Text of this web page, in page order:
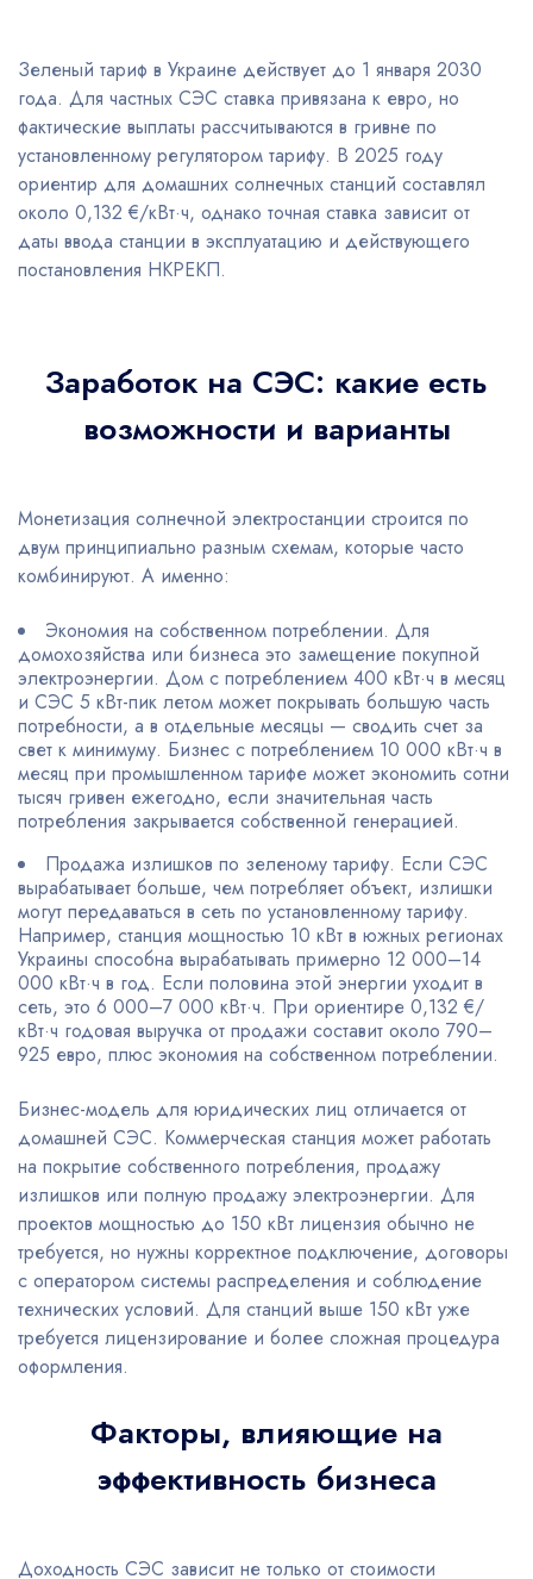
Зеленый тариф в Украине действует до 1 января 2030
года. Для частных СЭС ставка привязана к евро, но
фактические выплаты рассчитываются в гривне по
установленному регулятором тарифу. В 2025 году
ориентир для домашних солнечных станций составлял
около 0,132 €/кВт·ч, однако точная ставка зависит от
даты ввода станции в эксплуатацию и действующего
постановления НКРЕКП.
Заработок на СЭС: какие есть
возможности и варианты
Монетизация солнечной электростанции строится по
двум принципиально разным схемам, которые часто
комбинируют. А именно:
Экономия на собственном потреблении. Для
домохозяйства или бизнеса это замещение покупной
электроэнергии. Дом с потреблением 400 кВт·ч в месяц
и СЭС 5 кВт-пик летом может покрывать большую часть
потребности, а в отдельные месяцы — сводить счет за
свет к минимуму. Бизнес с потреблением 10 000 кВт·ч в
месяц при промышленном тарифе может экономить сотни
тысяч гривен ежегодно, если значительная часть
потребления закрывается собственной генерацией.
Продажа излишков по зеленому тарифу. Если СЭС
вырабатывает больше, чем потребляет объект, излишки
могут передаваться в сеть по установленному тарифу.
Например, станция мощностью 10 кВт в южных регионах
Украины способна вырабатывать примерно 12 000–14
000 кВт·ч в год. Если половина этой энергии уходит в
сеть, это 6 000–7 000 кВт·ч. При ориентире 0,132 €/
кВт·ч годовая выручка от продажи составит около 790–
925 евро, плюс экономия на собственном потреблении.
Бизнес-модель для юридических лиц отличается от
домашней СЭС. Коммерческая станция может работать
на покрытие собственного потребления, продажу
излишков или полную продажу электроэнергии. Для
проектов мощностью до 150 кВт лицензия обычно не
требуется, но нужны корректное подключение, договоры
с оператором системы распределения и соблюдение
технических условий. Для станций выше 150 кВт уже
требуется лицензирование и более сложная процедура
оформления.
Факторы, влияющие на
эффективность бизнеса
Доходность СЭС зависит не только от стоимости